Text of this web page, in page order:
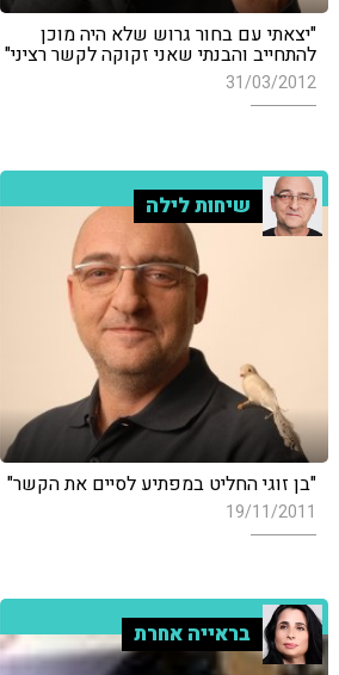
"יצאתי עם בחור גרוש שלא היה מוכן
להתחייב והבנתי שאני זקוקה לקשר רציני"
31/03/2012
שיחות לילה
"בן זוגי החליט במפתיע לסיים את הקשר"
19/11/2011
בראייה אחרת